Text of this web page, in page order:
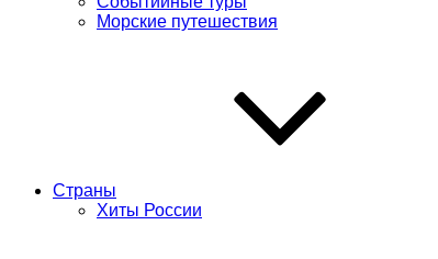
Морские путешествия
Страны
Хиты России